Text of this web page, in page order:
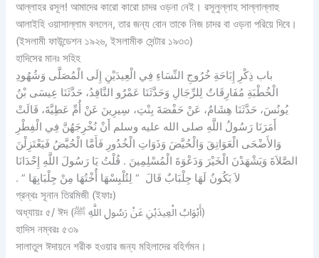
আল্লাহর রসূল! আমাদের কারো কারো চাদর ওড়না নেই। রসূলুল্লাহ সাল্লাল্লাহু
আলাইহি ওয়াসাল্লাম বললেন, তার জন্য বোন তাকে নিজ চাদর বা ওড়না পরিয়ে দিবে।
(ইসলামী ফাউন্ডেশন ১৯২৬, ইসলামীক সেন্টার ১৯৩৩)
হাদিসের মানঃ সহিহ
باب ذِكْرِ إِبَاحَةِ خُرُوجِ النِّسَاءِ فِي الْعِيدَيْنِ إِلَى الْمُصَلَّى وَشُهُودِ
الْخُطْبَةِ مُفَارِقَاتٌ لِلرِّجَالِ وَحَدَّثَنَا عَمْرٌو النَّاقِدُ، حَدَّثَنَا عِيسَى بْنُ
يُونُسَ، حَدَّثَنَا هِشَامٌ، عَنْ حَفْصَةَ بِنْتِ، سِيرِينَ عَنْ أُمِّ عَطِيَّةَ، قَالَتْ
أَمَرَنَا رَسُولُ اللَّهِ صلى الله عليه وسلم أَنْ نُخْرِجَهُنَّ فِي الْفِطْرِ
وَالأَضْحَى الْعَوَاتِقَ وَالْحُيَّضَ وَذَوَاتِ الْخُدُورِ فَأَمَّا الْحُيَّضُ فَيَعْتَزِلْنَ
الصَّلاَةَ وَيَشْهَدْنَ الْخَيْرَ وَدَعْوَةَ الْمُسْلِمِينَ ‏.‏ قُلْتُ يَا رَسُولَ اللَّهِ إِحْدَانَا
لاَ يَكُونُ لَهَا جِلْبَابٌ قَالَ ‏ “‏ لِتُلْبِسْهَا أُخْتُهَا مِنْ جِلْبَابِهَا ‏”‏ ‏.‏
গ্রন্থঃ সূনান তিরমিজী (ইফাঃ)
অধ্যায়ঃ ৫/ ঈদ (أَبْوَابُ الْعِيدَيْنِ عَنْ رَسُولِ اللَّهِ ﷺ)
হাদিস নম্বরঃ ৫৩৯
সালাতুল ঈদায়নে শরীক হওয়ার জন্য মহিলাদের বহির্গমন।